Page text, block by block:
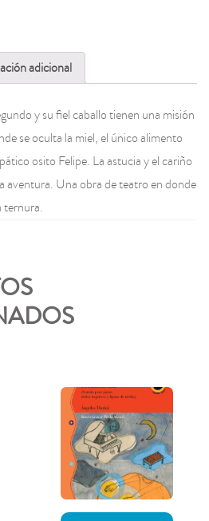
adicional
y su fiel caballo tienen una misión
se oculta la miel, el único alimento
osito Felipe. La astucia y el cariño
aventura. Una obra de teatro en donde
ternura.